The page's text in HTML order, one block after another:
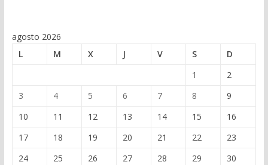
agosto 2026
L
M X J V S
D
1
2
3
4 5 6 7 8
9
10
11 12 13 14 15
16
17
18 19 20 21 22
23
24
25 26 27 28 29
30